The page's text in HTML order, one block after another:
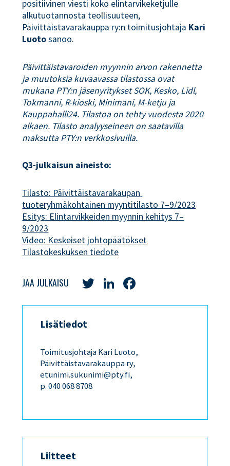
positiivinen viesti koko elintarvikeketjulle
alkutuotannosta teollisuuteen,
Päivittäistavarakauppa ry:n toimitusjohtaja Kari
Luotosanoo.
Päivittäistavaroiden myynnin arvon rakennetta
ja muutoksia kuvaavassa tilastossa ovat
mukana PTY:n jäsenyritykset SOK, Kesko, Lidl,
Tokmanni, R-kioski, Minimani, M-ketju ja
Kauppahalli24. Tilastoa on tehty vuodesta 2020
alkaen. Tilasto analyyseineen on saatavilla
maksutta PTY:n verkkosivuilla.
Q3-julkaisun aineisto:
Tilasto: Päivittäistavarakaupan
tuoteryhmäkohtainen myyntitilasto 7–9/2023
Esitys: Elintarvikkeiden myynnin kehitys 7–
9/2023
Video: Keskeiset johtopäätökset
Tilastokeskuksen tiedote
JAA JULKAISU TwitterLinkedIn
Lisätiedot
Toimitusjohtaja Kari Luoto,
Päivittäistavarakauppa ry,
etunimi.sukunimi@pty.fi,
p. 040 068 8708
Liitteet